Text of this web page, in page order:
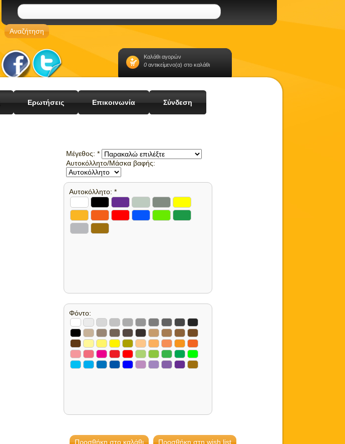
Καλάθι αγορών
0 αντικείμενο(α) στο καλάθι
Ερωτήσεις Επικοινωνία Σύνδεση
Μέγεθος: *
Αυτοκόλλητο/Μάσκα βαφής:
Αυτοκόλλητο: *
Φόντο: